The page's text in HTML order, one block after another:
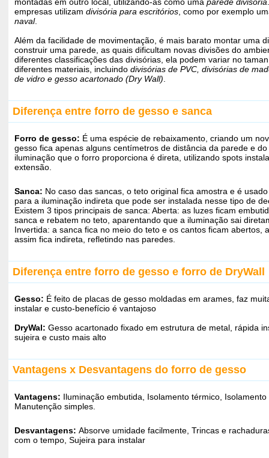
empresas utilizamdivisória para escritórios , como por exemplo
naval.
Além da facilidade de movimentação, é mais barato montar uma
construir uma parede, as quais dificultam novas divisões do
diferentes classificações das divisórias, ela podem variar no
diferentes materiais, incluindodivisórias de PVC, divisórias de
de vidro e gesso acartonado (Dry Wall)
Diferença entre forro de gesso e sanca
Forro de gesso: É uma espécie de rebaixamento, criando um
gesso fica apenas alguns centímetros de distância da parede e do
iluminação que o forro proporciona é direta, utilizando spots
extensão.
Sanca: No caso das sancas, o teto original fica amostra e é
para a iluminação indireta que pode ser instalada nesse tipo de
Existem 3 tipos principais de sanca: Aberta: as luzes ficam
sanca e rebatem no teto, aparentando que a iluminação sai
Invertida: a sanca fica no meio do teto e os cantos ficam abertos,
assim fica indireta, refletindo nas paredes.
Diferença entre forro de gesso e forro de DryWall
Gesso: É feito de placas de gesso moldadas em arames, faz
instalar e custo-benefício é vantajoso
DryWal:Gesso acartonado fixado em estrutura de metal, rápida
sujeira e custo mais alto
Vantagens x Desvantagens do forro de gesso
Vantagens: Iluminação embutida, Isolamento térmico, Isolamento
Manutenção simples.
Desvantagens:Absorve umidade facilmente, Trincas e
com o tempo, Sujeira para instalar